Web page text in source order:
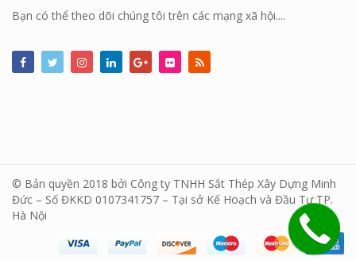
Bạn có thể theo dõi chúng tôi trên các mạng xã hội....
© Bản quyền 2018 bởi Công ty TNHH Sắt Thép Xây Dựng Minh
Đức – Số ĐKKD 0107341757 – Tại sở Kế Hoạch và Đầu Tư TP.
Hà Nội